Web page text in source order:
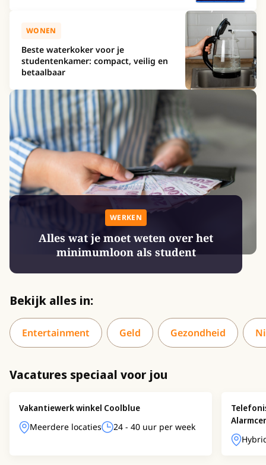
WONEN
Beste waterkoker voor je
studentenkamer: compact, veilig en
betaalbaar
WERKEN
Alles wat je moet weten over het
minimumloon als student
Bekijk alles in:
Entertainment Geld Gezondheid
Vacatures speciaal voor jou
Vakantiewerk winkel Coolblue
Meerdere locaties
24 - 40 uur per week